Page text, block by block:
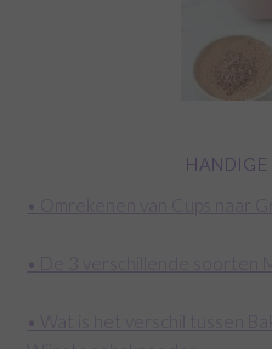
• Omrekenen van Cups naar
• De 3 verschillende soorten
• Wat is het verschil tussen